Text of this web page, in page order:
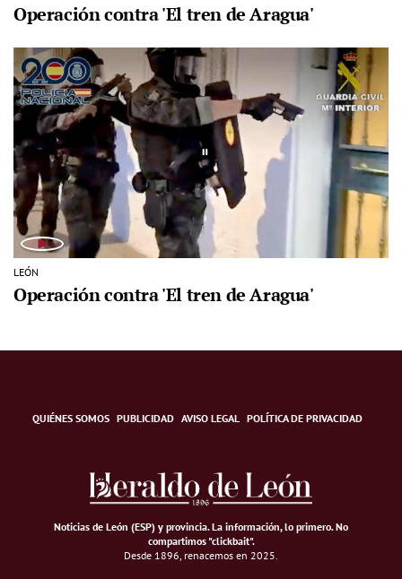
Operación contra 'El tren de Aragua'
LEÓN
Operación contra 'El tren de Aragua'
QUIÉNES SOMOS PUBLICIDAD AVISO LEGAL POLÍTICA DE PRIVACIDAD
Noticias de León (ESP) y provincia. La información, lo primero.No
compartimos "clickbait".
Desde 1896, renacemos en 2025.